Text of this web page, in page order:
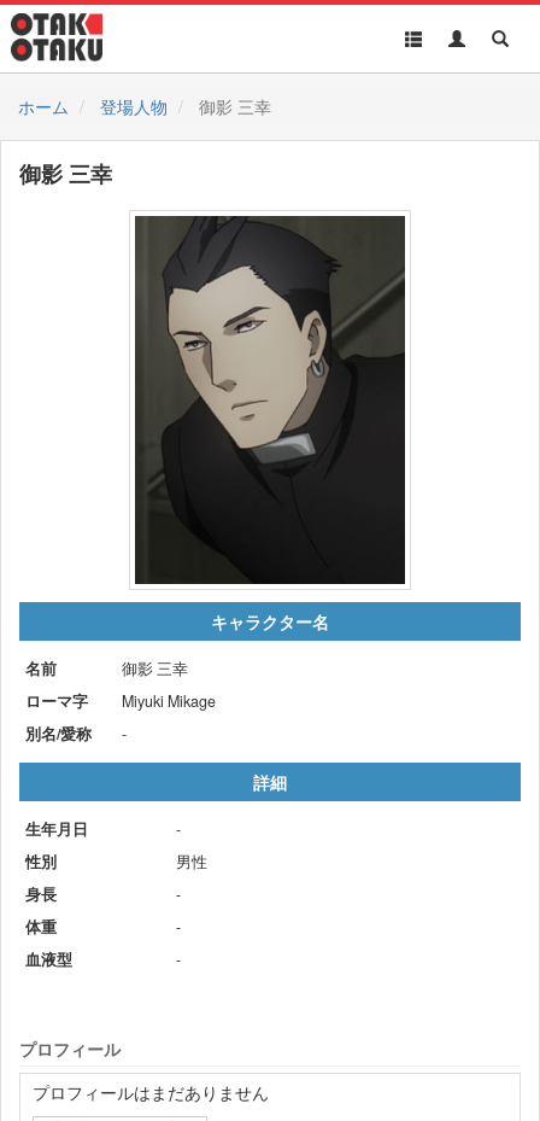
Toggle
Toggle
ホーム
登場人物 御影 三幸
御影 三幸
キャラクター名
名前
御影 三幸
ローマ字
Miyuki Mikage
別名/愛称
-
詳細
生年月日
-
性別
男性
身長
-
体重
-
血液型
-
プロフィール
プロフィールはまだありません